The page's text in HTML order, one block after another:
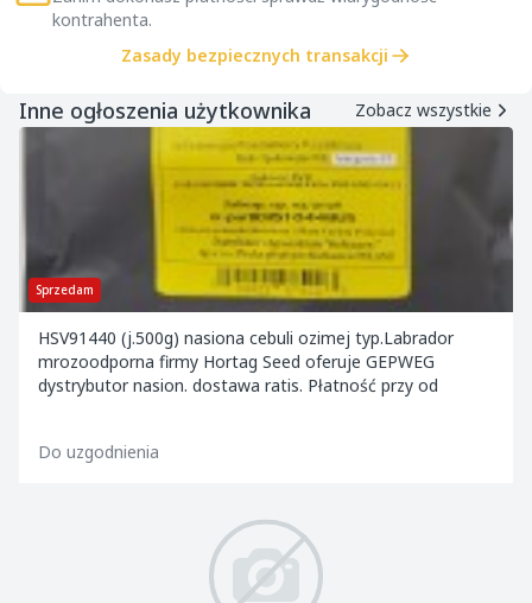
kontrahenta.
Zasady bezpiecznych transakcji
Inne ogłoszenia użytkownika Zobacz wszystkie
Sprzedam
HSV91440 (j.500g) nasiona cebuli ozimej typ.Labrador
mrozoodporna firmy Hortag Seed oferuje GEPWEG
dystrybutor nasion. dostawa ratis. Płatność przy od
Do uzgodnienia